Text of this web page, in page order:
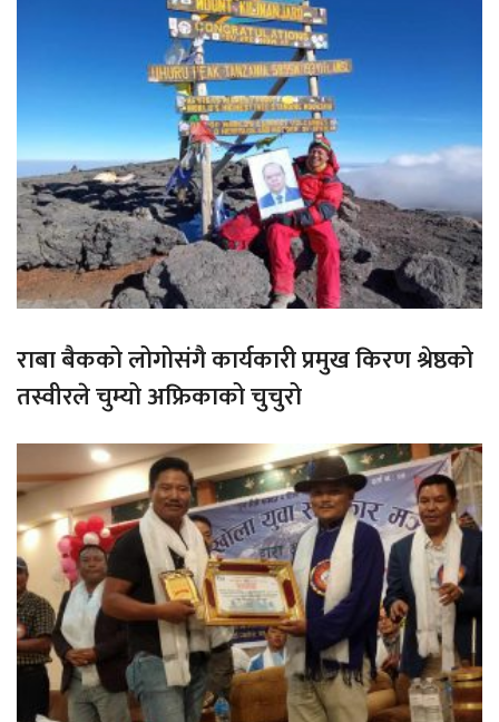
राबा बैकको लोगोसंगै कार्यकारी प्रमुख किरण श्रेष्ठको
तस्वीरले चुम्यो अफ्रिकाको चुचुरो